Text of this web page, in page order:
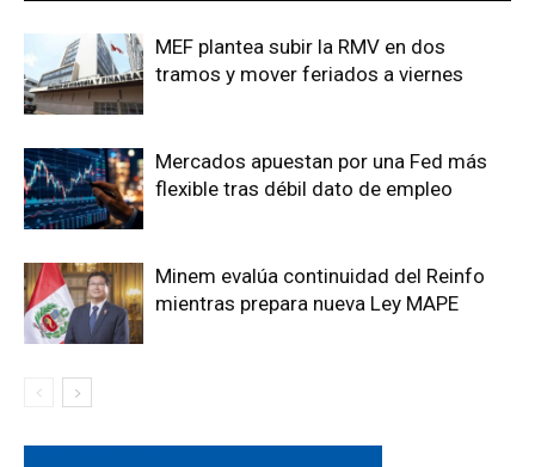
MEF plantea subir la RMV en dos
tramos y mover feriados a viernes
Mercados apuestan por una Fed más
flexible tras débil dato de empleo
Minem evalúa continuidad del Reinfo
mientras prepara nueva Ley MAPE